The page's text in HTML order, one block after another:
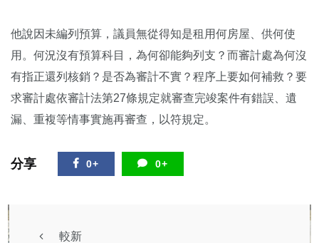
他說因未編列預算，議員無從得知是租用何房屋、供何使
用。何況沒有預算科目，為何卻能夠列支？而審計處為何沒
有指正還列核銷？是否為審計不實？程序上要如何補救？要
求審計處依審計法第27條規定就審查完竣案件有錯誤、遺
漏、重複等情事實施再審查，以符規定。
分享 0+ 0+
較新